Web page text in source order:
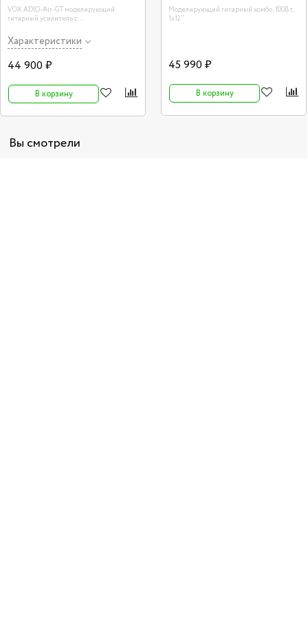
VOX ADIO-Air-GT моделирующий
гитарный усилитель с
(возможность работы от батареек)
Характеристики
44 900 ₽
В корзину
Моделирующий гитарный комбо, 100Вт,
1х12"
45 990 ₽
В корзину
Вы смотрели